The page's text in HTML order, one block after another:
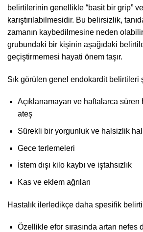
belirtilerinin genellikle “basit bir grip”
karıştırılabilmesidir. Bu belirsizlik,
zamanın kaybedilmesine neden
grubundaki bir kişinin aşağıdaki
geçiştirmemesi hayati önem taşır.
Sık görülen genel endokardit belirtileri
Açıklanamayan ve haftalarca süren
ateş
Sürekli bir yorgunluk ve halsizlik
Gece terlemeleri
İstem dışı kilo kaybı ve iştahsızlık
Kas ve eklem ağrıları
Hastalık ilerledikçe daha spesifik
Özellikle efor sırasında artan nefes